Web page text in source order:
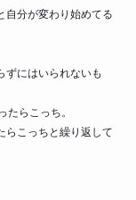
自分が変わり始めてる
ずにはいられないも
たらこっち。
らこっちと繰り返して